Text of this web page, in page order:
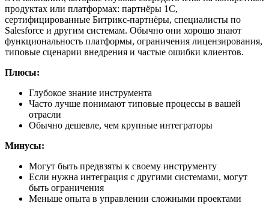
продуктах или платформах: партнёры 1С,
сертифицированные Битрикс-партнёры, специалисты по
Salesforce и другим системам. Обычно они хорошо знают
функциональность платформы, ограничения лицензирования,
типовые сценарии внедрения и частые ошибки клиентов.
Плюсы:
Глубокое знание инструмента
Часто лучше понимают типовые процессы в вашей
отрасли
Обычно дешевле, чем крупные интеграторы
Минусы:
Могут быть предвзяты к своему инструменту
Если нужна интеграция с другими системами, могут
быть ограничения
Меньше опыта в управлении сложными проектами